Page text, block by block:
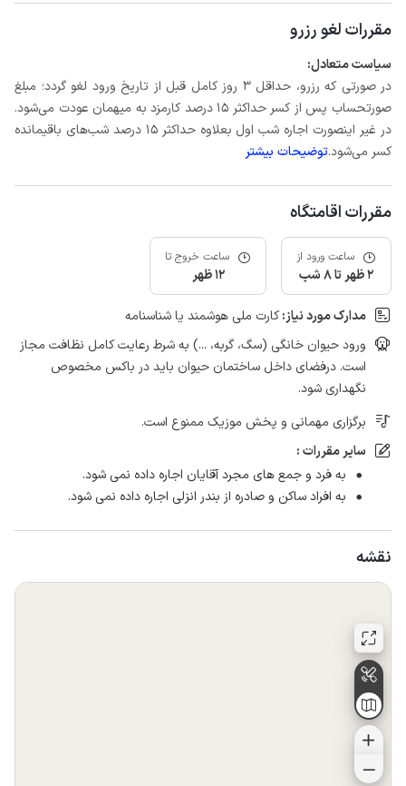
مقررات لغو رزرو
سیاست متعادل:
در صورتی که رزرو، حداقل 3 روز کامل قبل از تاریخ ورود لغو گردد؛ مبلغ
صورتحساب پس از کسر حداکثر 15 درصد کارمزد به میهمان عودت می‌شود.
در غیر اینصورت اجاره شب اول بعلاوه حداکثر 15 درصد شب‌های باقیمانده
کسر می‌شود.توضیحات بیشتر
مقررات اقامتگاه
ساعت ورود از
2 ظهر تا 8 شب
ساعت خروج تا
12 ظهر
مدارک مورد نیاز:کارت ملی هوشمند یا شناسنامه
ورود حیوان خانگی (سگ، گربه، ...) به شرط رعایت کامل نظافت مجاز
است. درفضای داخل ساختمان حیوان باید در باکس مخصوص
نگهداری شود.
برگزاری مهمانی و پخش موزیک ممنوع است.
سایر مقررات :
به فرد و جمع های مجرد آقایان اجاره داده نمی شود.
به افراد ساکن و صادره از بندر انزلی اجاره داده نمی شود.
نقشه